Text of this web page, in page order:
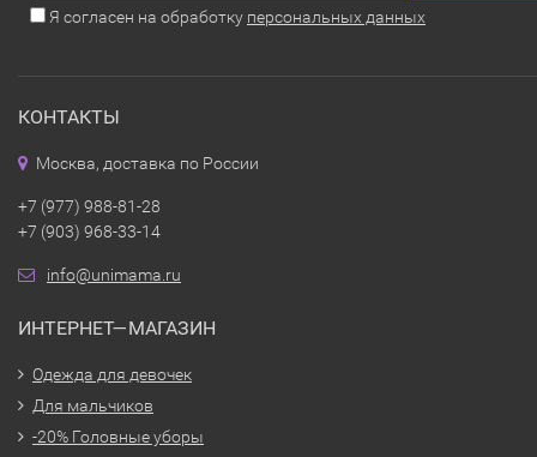
Я согласен на обработку персональных данных
КОНТАКТЫ
Москва, доставка по России
+7 (977) 988-81-28
+7 (903) 968-33-14
info@unimama.ru
ИНТЕРНЕТ—МАГАЗИН
Одежда для девочек
Для мальчиков
-20% Головные уборы